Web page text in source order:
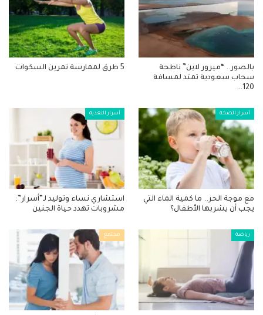
بالصور.. “ميرور لاين” ناطحة
سحاب سعودية تمتد لمسافة
120…
5 طرق لممارسة تمرين السكوات
أسرار الصحة
مع موجة الحر.. ما كمية الماء التي
يجب أن يشربها الأطفال؟
أسرار التغذية
استشاري نساء وتوليد لـ”أسرار”:
مشروبات تهدد حياة الجنين
رياضة مجتمع